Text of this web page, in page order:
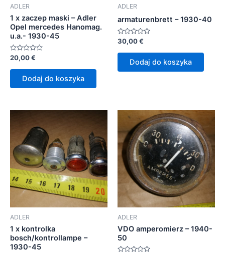
ADLER
1 x zaczep maski – Adler
Opel mercedes Hanomag.
u.a.- 1930-45
Oceniono
na
20,00€
Dodaj do koszyka
ADLER
armaturenbrett – 1930-40
Oceniono
na
30,00€
Dodaj do koszyka
ADLER
1 x kontrolka
bosch/kontrollampe –
1930-45
ADLER
VDO amperomierz – 1940-
50